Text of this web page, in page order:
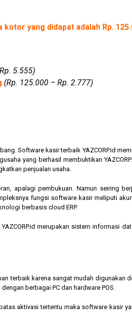
kotor yang didapat adalah Rp.
5.555)
(Rp. 125.000 – Rp. 2.777)
Software kasir terbaik YAZCORP.id
yang berhasil membuktikan
penjualan usaha.
apalagi pembukuan. Namun seiring
fungsi software kasir meliputi
berbasis cloud ERP.
merupakan sistem informasi
terbaik karena sangat mudah digunakan
berbagai PC dan hardware POS.
aktivasi tertentu maka software kasir